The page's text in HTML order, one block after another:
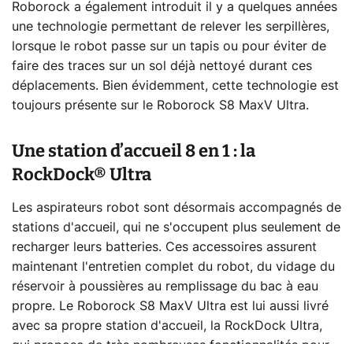
Roborock a également introduit il y a quelques années
une technologie permettant de relever les serpillères,
lorsque le robot passe sur un tapis ou pour éviter de
faire des traces sur un sol déjà nettoyé durant ces
déplacements. Bien évidemment, cette technologie est
toujours présente sur le Roborock S8 MaxV Ultra.
Une station d’accueil 8 en 1 : la
RockDock® Ultra
Les aspirateurs robot sont désormais accompagnés de
stations d'accueil, qui ne s'occupent plus seulement de
recharger leurs batteries. Ces accessoires assurent
maintenant l'entretien complet du robot, du vidage du
réservoir à poussières au remplissage du bac à eau
propre. Le Roborock S8 MaxV Ultra est lui aussi livré
avec sa propre station d'accueil, la RockDock Ultra,